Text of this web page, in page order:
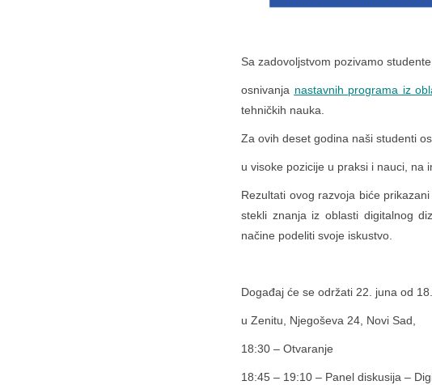
Sa zadovoljstvom pozivamo
osnivanja nastavnih programa iz
tehničkih nauka.
Za ovih deset godina naši studenti
u visoke pozicije u praksi i nauci, na
Rezultati ovog razvoja biće
stekli znanja iz oblasti digitalnog
načine podeliti svoje iskustvo.
Događaj će se održati 22. juna od
u Zenitu, Njegoševa 24, Novi Sad,
18:30 – Otvaranje
18:45 – 19:10 – Panel diskusija –